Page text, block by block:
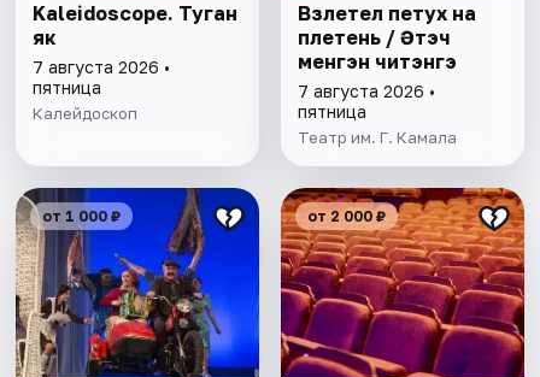
Kaleidoscope. Туган
як
7 августа 2026 •
пятница
Калейдоскоп
Взлетел петух на
плетень / Әтэч
менгэн читэнгэ
7 августа 2026 •
пятница
Театр им. Г. Камала
от 1 000 ₽ от 2 000 ₽